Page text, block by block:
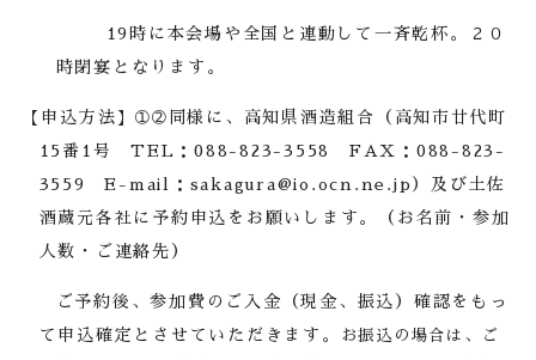
19 時に本会場や全国と連動して一斉乾杯。２０
時閉宴となります。
【申込方法】➀➁同様に、高知県酒造組合（高知市廿代町
15 番 1 号TEL ：088-823-3558 FAX ： 088-823-
3559
E-mail ： sakagura@io.ocn.ne.jp ）及び土佐
酒蔵元各社に予約申込をお願いします。（お名前・参加
人数・ご連絡先）
ご予約後、参加費のご入金（現金、振込）確認をもっ
て申込確定とさせていただきます。
お振込の場合は、ご